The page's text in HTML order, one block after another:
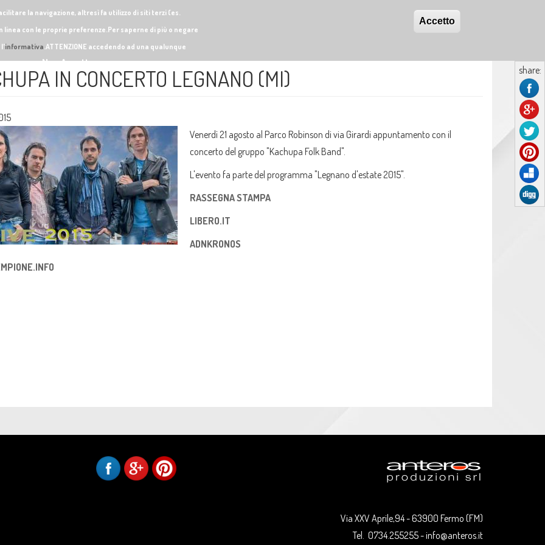
la navigazione, altresì fa utilizzo di siti terzi (es.
linea con le proprie preferenze.Per saperne di più o negare
l'informativa.ATTENZIONE accedendo ad una qualunque
dei cookie. Non Accetto
Accetto
IN CONCERTO LEGNANO (MI)
Venerdì 21 agosto al Parco Robinson di via Girardi appuntamento con il
concerto del gruppo "Kachupa Folk Band".
L'evento fa parte del programma "Legnano d'estate 2015".
RASSEGNA STAMPA
LIBERO.IT
ADNKRONOS
share:
Via XXV Aprile,94 - 63900 Fermo (FM)
Tel. 0734.255255 - info@anteros.it